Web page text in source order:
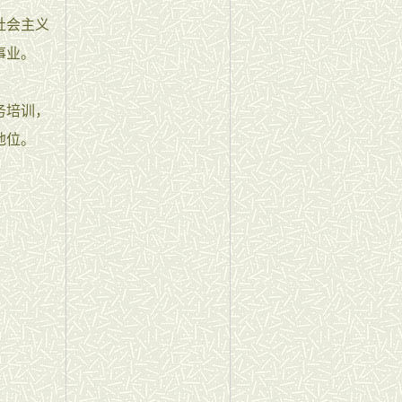
主义
业。
训，
。